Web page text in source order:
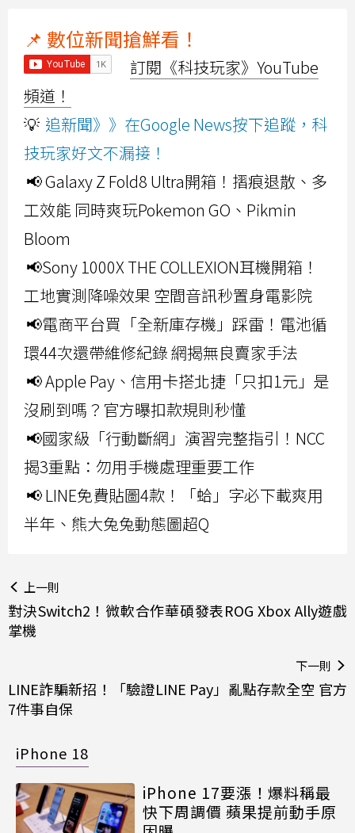
📌 數位新聞搶鮮看！
訂閱《科技玩家》YouTube
頻道！
💡 追新聞》》在Google News按下追蹤，科
技玩家好文不漏接！
📢 Galaxy Z Fold8 Ultra開箱！摺痕退散、多
工效能 同時爽玩Pokemon GO、Pikmin
Bloom
📢Sony 1000X THE COLLEXION耳機開箱！
工地實測降噪效果 空間音訊秒置身電影院
📢電商平台買「全新庫存機」踩雷！電池循
環44次還帶維修紀錄 網揭無良賣家手法
📢 Apple Pay、信用卡搭北捷「只扣1元」是
沒刷到嗎？官方曝扣款規則秒懂
📢國家級「行動斷網」演習完整指引！NCC
揭3重點：勿用手機處理重要工作
📢 LINE免費貼圖4款！「蛤」字必下載爽用
半年、熊大兔兔動態圖超Q
上一則
對決Switch2！微軟合作華碩發表ROG Xbox Ally遊戲
掌機
下一則
LINE詐騙新招！「驗證LINE Pay」亂點存款全空 官方
7件事自保
iPhone 18
iPhone 17要漲！爆料稱最
快下周調價 蘋果提前動手原